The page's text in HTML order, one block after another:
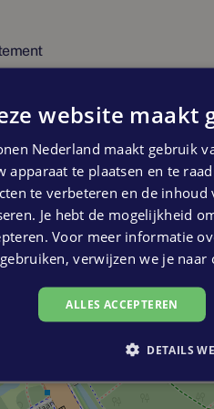
in KJ geniet u van een
met Scheveningen en een
u zich al snel on top of
hier letterlijk aan uw
opstap naar Brussel,
Den Haag zullen sieren.
richting de
begane grond. U vindt er
richting Delft en
allemaal een buitenruimte
website maakt
Nederland maakt gebruik
apparaat te plaatsen en te
te verbeteren en de
Je hebt de mogelijkheid
Voor meer informatie
gebruiken, verwijzen we je naar
ALLES ACCEPTEREN
DETAILS